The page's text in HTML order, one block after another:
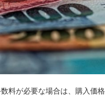
料が必要な場合は、購入価格